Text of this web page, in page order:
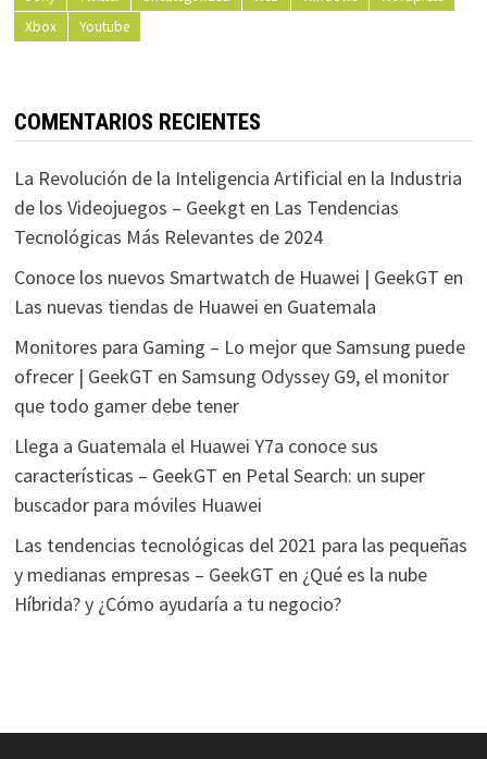
Xbox
Youtube
COMENTARIOS RECIENTES
La Revolución de la Inteligencia Artificial en la Industria
de los Videojuegos – Geekgten Las Tendencias
Tecnológicas Más Relevantes de 2024
Conoce los nuevos Smartwatch de Huawei | GeekGT en
Las nuevas tiendas de Huawei en Guatemala
Monitores para Gaming – Lo mejor que Samsung puede
ofrecer | GeekGT en Samsung Odyssey G9, el monitor
que todo gamer debe tener
Llega a Guatemala el Huawei Y7a conoce sus
características – GeekGT en Petal Search: un super
buscador para móviles Huawei
Las tendencias tecnológicas del 2021 para las pequeñas
y medianas empresas – GeekGT en ¿Qué es la nube
Híbrida? y ¿Cómo ayudaría a tu negocio?